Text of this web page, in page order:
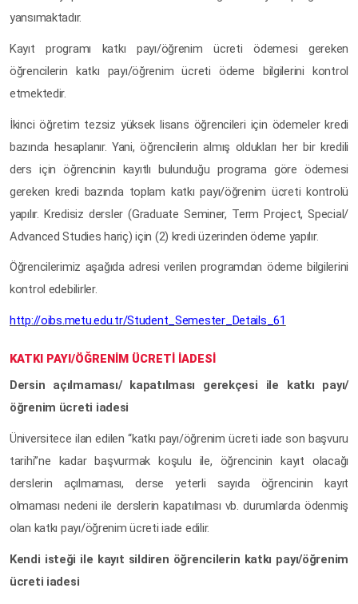
yansımaktadır.
Kayıt programı katkı payı/öğrenim ücreti ödemesi gereken
öğrencilerin katkı payı/öğrenim ücreti ödeme bilgilerini kontrol
etmektedir.
İkinci öğretim tezsiz yüksek lisans öğrencileri için ödemeler kredi
bazında hesaplanır. Yani, öğrencilerin almış oldukları her bir kredili
ders için öğrencinin kayıtlı bulunduğu programa göre ödemesi
gereken kredi bazında toplam katkı payı/öğrenim ücreti kontrolü
yapılır. Kredisiz dersler (Graduate Seminer, Term Project, Special/
Advanced Studies hariç) için (2) kredi üzerinden ödeme yapılır.
Öğrencilerimiz aşağıda adresi verilen programdan ödeme bilgilerini
kontrol edebilirler.
http://oibs.metu.edu.tr/Student_Semester_Details_61
KATKI PAYI/ÖĞRENİM ÜCRETİ İADESİ
Dersin açılmaması/ kapatılması gerekçesi ile katkı payı/
öğrenim ücreti iadesi
Üniversitece ilan edilen “katkı payı/öğrenim ücreti iade son başvuru
tarihi”ne kadar başvurmak koşulu ile, öğrencinin kayıt olacağı
derslerin açılmaması, derse yeterli sayıda öğrencinin kayıt
olmaması nedeni ile derslerin kapatılması vb. durumlarda ödenmiş
olan katkı payı/öğrenim ücreti iade edilir.
Kendi isteği ile kayıt sildiren öğrencilerin katkı payı/öğrenim
ücreti iadesi